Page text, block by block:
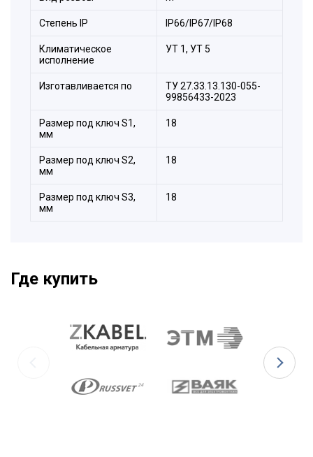
Степeнь IP IP66/IP67/IP68
Климатическое
исполнение
УТ 1, УТ 5
Изготавливается по
ТУ 27.33.13.130-055-
99856433-2023
Размер под ключ S1,
мм
18
Размер под ключ S2,
мм
18
Размер под ключ S3,
мм
18
Где купить